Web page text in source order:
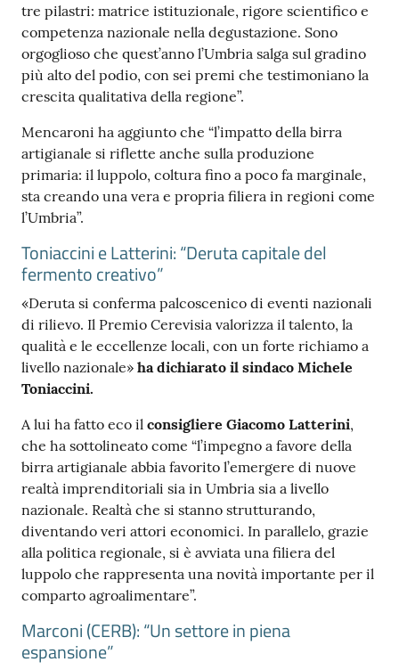
tre pilastri: matrice istituzionale, rigore scientifico e
competenza nazionale nella degustazione. Sono
orgoglioso che quest’anno l’Umbria salga sul gradino
più alto del podio, con sei premi che testimoniano la
crescita qualitativa della regione”.
Mencaroni ha aggiunto che “l’impatto della birra
artigianale si riflette anche sulla produzione
primaria: il luppolo, coltura fino a poco fa marginale,
sta creando una vera e propria filiera in regioni come
l’Umbria”.
Toniaccini e Latterini: “Deruta capitale del
fermento creativo”
«Deruta si conferma palcoscenico di eventi nazionali
di rilievo. Il Premio Cerevisia valorizza il talento, la
qualità e le eccellenze locali, con un forte richiamo a
livello nazionale» ha dichiarato il sindaco Michele
Toniaccini.
A lui ha fatto eco il consigliere Giacomo Latterini,
che ha sottolineato come “l’impegno a favore della
birra artigianale abbia favorito l’emergere di nuove
realtà imprenditoriali sia in Umbria sia a livello
nazionale. Realtà che si stanno strutturando,
diventando veri attori economici. In parallelo, grazie
alla politica regionale, si è avviata una filiera del
luppolo che rappresenta una novità importante per il
comparto agroalimentare”.
Marconi (CERB): “Un settore in piena
espansione”